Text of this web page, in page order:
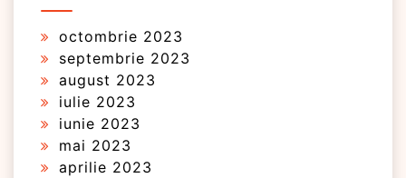
octombrie 2023
septembrie 2023
august 2023
iulie 2023
iunie 2023
mai 2023
aprilie 2023